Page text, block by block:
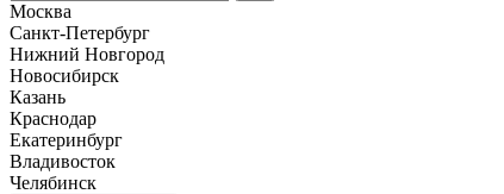
Москва
Санкт-Петербург
Нижний Новгород
Новосибирск
Казань
Краснодар
Екатеринбург
Владивосток
Челябинск